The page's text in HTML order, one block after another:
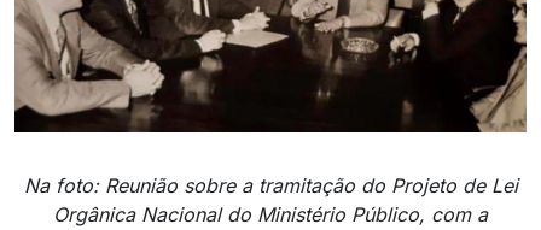
Na foto: Reunião sobre a tramitação do Projeto de Lei
Orgânica Nacional do Ministério Público, com a